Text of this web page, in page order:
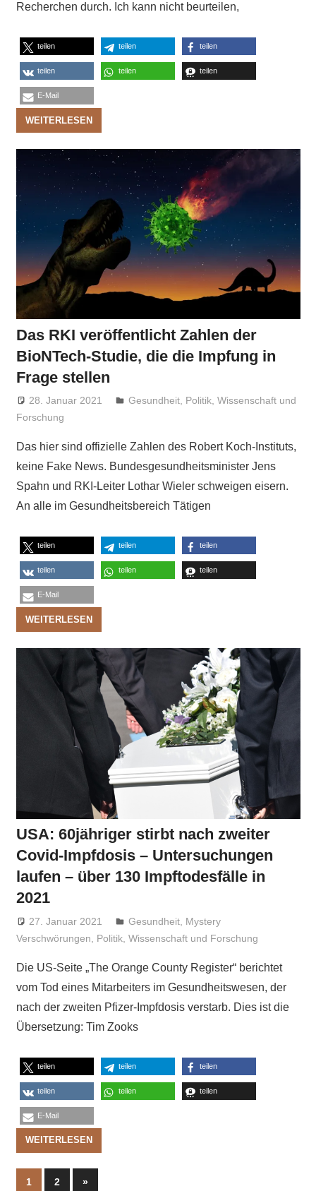
Recherchen durch. Ich kann nicht beurteilen,
teilen teilen teilen
teilen teilen teilen
E-Mail
WEITERLESEN
Das RKI veröffentlicht Zahlen der
BioNTech-Studie, die die Impfung in
Frage stellen
28. Januar 2021 Niki Vogt
Gesundheit, Politik,Wissenschaft und
Forschung
Das hier sind offizielle Zahlen des Robert Koch-Instituts,
keine Fake News. Bundesgesundheitsminister Jens
Spahn und RKI-Leiter Lothar Wieler schweigen eisern.
An alle im Gesundheitsbereich Tätigen
teilen teilen teilen
teilen teilen teilen
E-Mail
WEITERLESEN
USA: 60jähriger stirbt nach zweiter
Covid-Impfdosis – Untersuchungen
laufen – über 130 Impftodesfälle in
2021
27. Januar 2021 Niki Vogt
Gesundheit Mystery
Verschwörungen
Politik, Wissenschaft und Forschung
Die US-Seite „The Orange County Register“ berichtet
vom Tod eines Mitarbeiters im Gesundheitswesen, der
nach der zweiten Pfizer-Impfdosis verstarb. Dies ist die
Übersetzung: Tim Zooks
teilen teilen teilen
teilen teilen teilen
E-Mail
WEITERLESEN
Seitennummerierung
1 2
Nächste
»